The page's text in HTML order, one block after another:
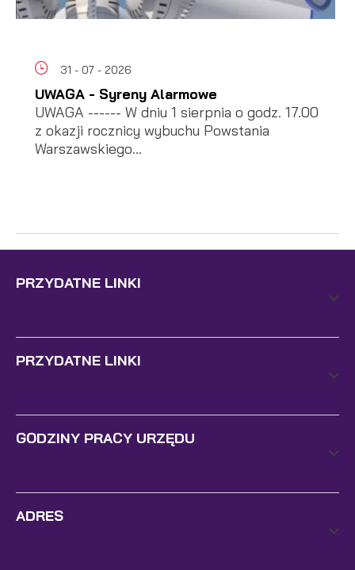
31 - 07 - 2026
UWAGA - Syreny Alarmowe
UWAGA ------ W dniu 1 sierpnia o godz. 17.00
z okazji rocznicy wybuchu Powstania
Warszawskiego...
PRZYDATNE LINKI
PRZYDATNE LINKI
GODZINY PRACY URZĘDU
ADRES